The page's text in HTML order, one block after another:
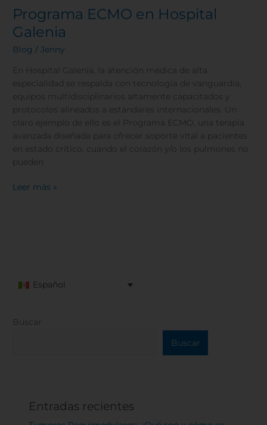
Programa ECMO en Hospital
Galenia
Blog /Jenny
En Hospital Galenia, la atención médica de alta
especialidad se respalda con tecnología de vanguardia,
equipos multidisciplinarios altamente capacitados y
protocolos alineados a estándares internacionales. Un
claro ejemplo de ello es el Programa ECMO, una terapia
avanzada diseñada para ofrecer soporte vital a pacientes
en estado crítico, cuando el corazón y/o los pulmones no
pueden
Leer más »
Español
Buscar
Buscar
Entradas recientes